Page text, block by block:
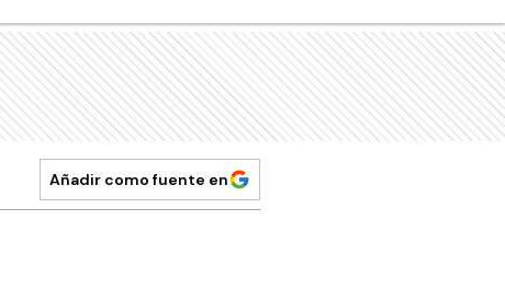
Añadir como fuente en